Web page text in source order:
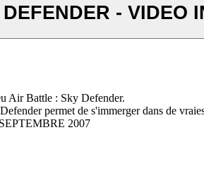
- VIDEO
Air Battle : Sky Defender.
permet de s'immerger dans de
2007